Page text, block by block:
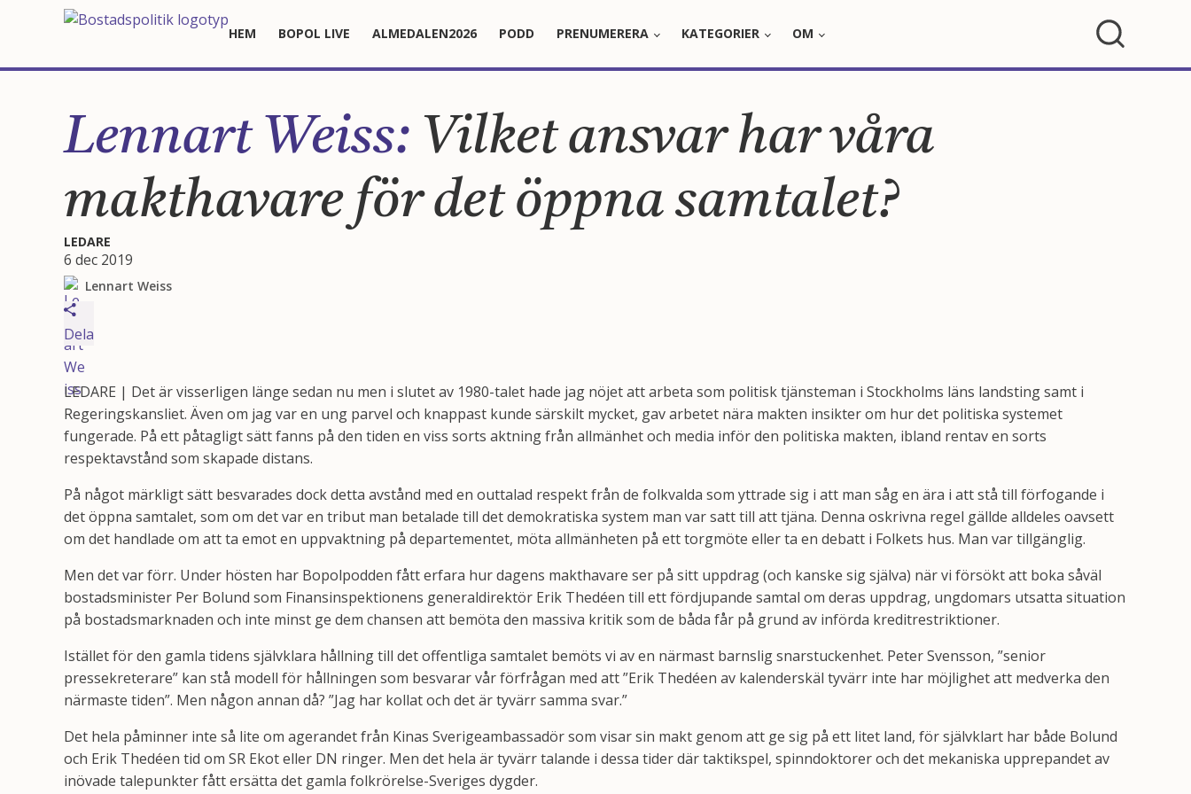
HEM BOPOL LIVE ALMEDALEN2026 PODD PRENUMERERA KATEGORIER OM
Lennart Weiss: Vilket ansvar har våra
makthavare för det öppna samtalet?
LEDARE
6 dec 2019
Lennart Weiss
Dela
LEDARE | Det är visserligen länge sedan nu men i slutet av 1980-talet hade jag nöjet att arbeta som politisk tjänsteman i Stockholms läns landsting samt i
Regeringskansliet. Även om jag var en ung parvel och knappast kunde särskilt mycket, gav arbetet nära makten insikter om hur det politiska systemet
fungerade. På ett påtagligt sätt fanns på den tiden en viss sorts aktning från allmänhet och media inför den politiska makten, ibland rentav en sorts
respektavstånd som skapade distans.
På något märkligt sätt besvarades dock detta avstånd med en outtalad respekt från de folkvalda som yttrade sig i att man såg en ära i att stå till förfogande i
det öppna samtalet, som om det var en tribut man betalade till det demokratiska system man var satt till att tjäna. Denna oskrivna regel gällde alldeles oavsett
om det handlade om att ta emot en uppvaktning på departementet, möta allmänheten på ett torgmöte eller ta en debatt i Folkets hus. Man var tillgänglig.
Men det var förr. Under hösten har Bopolpodden fått erfara hur dagens makthavare ser på sitt uppdrag (och kanske sig själva) när vi försökt att boka såväl
bostadsminister Per Bolund som Finansinspektionens generaldirektör Erik Thedéen till ett fördjupande samtal om deras uppdrag, ungdomars utsatta situation
på bostadsmarknaden och inte minst ge dem chansen att bemöta den massiva kritik som de båda får på grund av införda kreditrestriktioner.
Istället för den gamla tidens självklara hållning till det offentliga samtalet bemöts vi av en närmast barnslig snarstuckenhet. Peter Svensson, ”senior
pressekreterare” kan stå modell för hållningen som besvarar vår förfrågan med att ”Erik Thedéen av kalenderskäl tyvärr inte har möjlighet att medverka den
närmaste tiden”. Men någon annan då? ”Jag har kollat och det är tyvärr samma svar.”
Det hela påminner inte så lite om agerandet från Kinas Sverigeambassadör som visar sin makt genom att ge sig på ett litet land, för självklart har både Bolund
och Erik Thedéen tid om SR Ekot eller DN ringer. Men det hela är tyvärr talande i dessa tider där taktikspel, spinndoktorer och det mekaniska upprepandet av
inövade talepunkter fått ersätta det gamla folkrörelse-Sveriges dygder.